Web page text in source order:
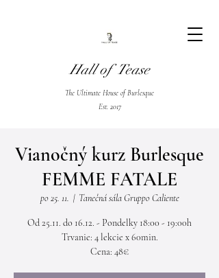
Hall of Tease
The Ultimate House of Burlesque
Est. 2017
Vianočný kurz Burlesque
FEMME FATALE
po 25. 11.
  |
Tanečná sála Gruppo Caliente
Od 25.11. do 16.12. - Pondelky 18:00 - 19:00h
Trvanie: 4 lekcie x 60min.
Cena: 48€